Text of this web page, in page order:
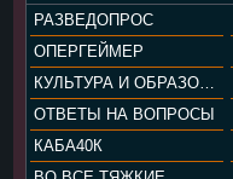
РАЗВЕДОПРОС
ОПЕРГЕЙМЕР
КУЛЬТУРА И ОБРАЗОВАНИЕ
ОТВЕТЫ НА ВОПРОСЫ
КАБА40К